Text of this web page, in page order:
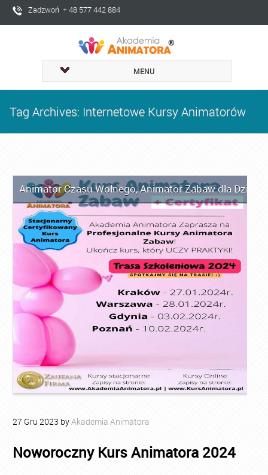
Zadzwoń + 48 577 442 884
MENU
Tag Archives: Internetowe Kursy Animatorów
Animator Czasu Wolnego,Animator Zabaw dla Dzieci
27 Gru 2023 byAkademia Animatora
Noworoczny Kurs Animatora 2024